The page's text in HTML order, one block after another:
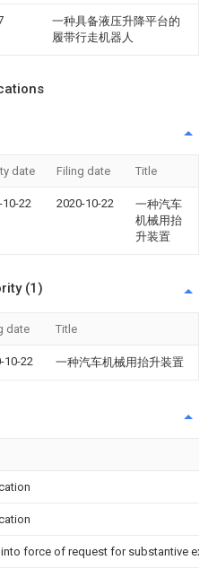
一种具备液压升降平台的
履带行走机器人
date Filing date Title
10-22 2020-10-22
一种汽车
机械用抬
升装置
(1)
date Title
10-22 一种汽车机械用抬升装置
into force of request for substantive